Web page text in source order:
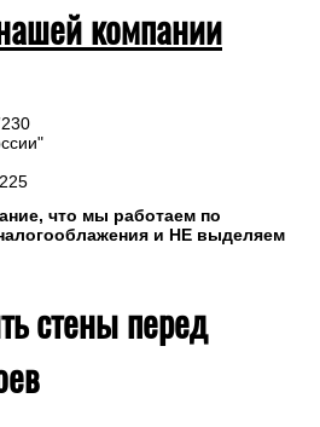
компании
что мы работаем по
и НЕ выделяем
стены перед